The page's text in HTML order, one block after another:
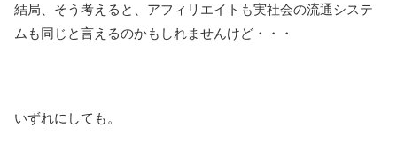
結局、そう考えると、アフィリエイトも実社会の流通システ
ムも同じと言えるのかもしれませんけど・・・
いずれにしても。